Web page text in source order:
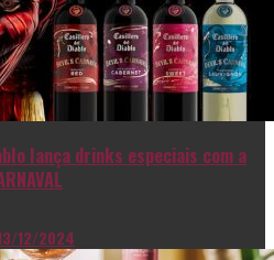
lança drinks especiais com a
12/2024